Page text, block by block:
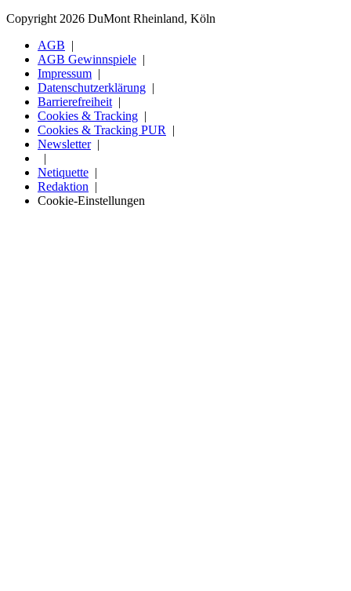
Copyright 2026 DuMont Rheinland, Köln
AGB
AGB Gewinnspiele
Impressum
Datenschutzerklärung
Barrierefreiheit
Cookies & Tracking
Cookies & Tracking PUR
Newsletter
Netiquette
Redaktion
Cookie-Einstellungen